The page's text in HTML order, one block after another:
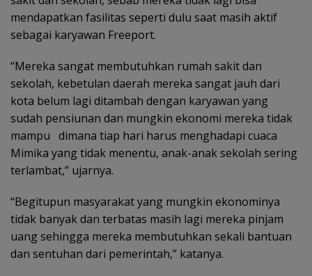
mendapatkan fasilitas seperti dulu saat masih aktif
sebagai karyawan Freeport.
“Mereka sangat membutuhkan rumah sakit dan
sekolah, kebetulan daerah mereka sangat jauh dari
kota belum lagi ditambah dengan karyawan yang
sudah pensiunan dan mungkin ekonomi mereka tidak
mampu dimana tiap hari harus menghadapi cuaca
Mimika yang tidak menentu, anak-anak sekolah sering
terlambat,” ujarnya.
“Begitupun masyarakat yang mungkin ekonominya
tidak banyak dan terbatas masih lagi mereka pinjam
uang sehingga mereka membutuhkan sekali bantuan
dan sentuhan dari pemerintah,” katanya.